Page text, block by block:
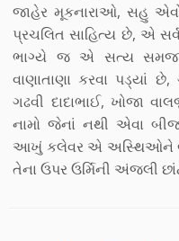
જાહેર મૂકનારાઓ, સહુ
પ્રચલિત સાહિત્ય છે, એ
ભાગ્યે જ એ સત્ય
વાણાતાણા કરવા પડ્યાં છે,
ગઢવી દાદાભાઈ, ખોજા
નામો જેનાં નથી એવા
આખું કલેવર એ અસ્થિઓને
તેના ઉપર ઉર્મિની અંજલી